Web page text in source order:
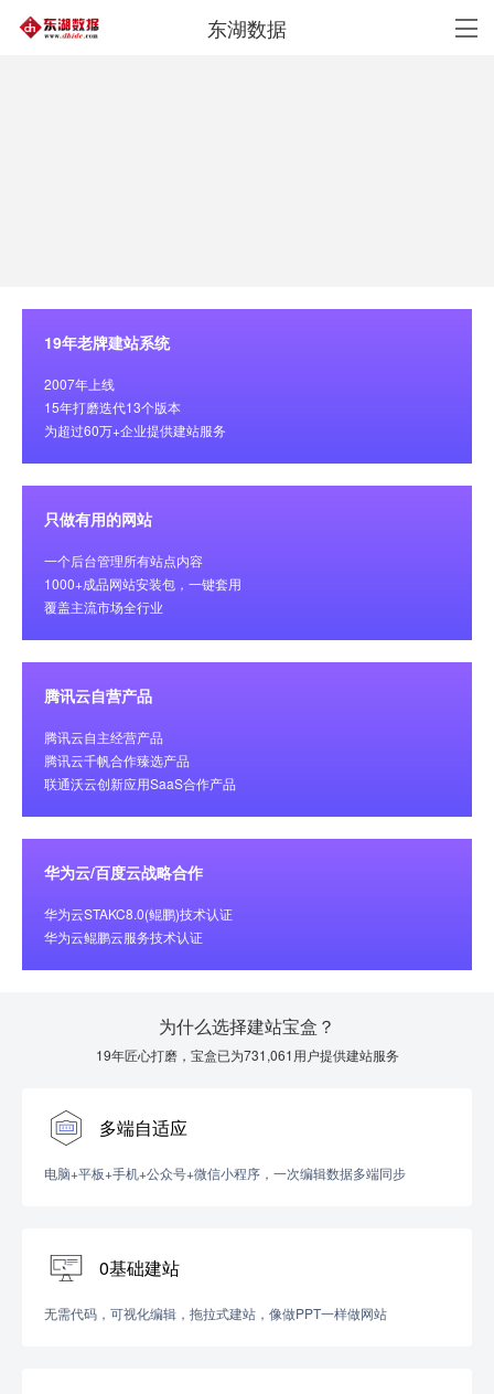
东湖数据
19年老牌建站系统
2007年上线
15年打磨迭代13个版本
为超过60万+企业提供建站服务
只做有用的网站
一个后台管理所有站点内容
1000+成品网站安装包，一键套用
覆盖主流市场全行业
腾讯云自营产品
腾讯云自主经营产品
腾讯云千帆合作臻选产品
联通沃云创新应用SaaS合作产品
华为云/百度云战略合作
华为云STAKC8.0(鲲鹏)技术认证
华为云鲲鹏云服务技术认证
为什么选择建站宝盒？
19年匠心打磨，宝盒已为731,061用户提供建站服务
多端自适应
电脑+平板+手机+公众号+微信小程序，一次编辑数据多端同步
0基础建站
无需代码，可视化编辑，拖拉式建站，像做PPT一样做网站